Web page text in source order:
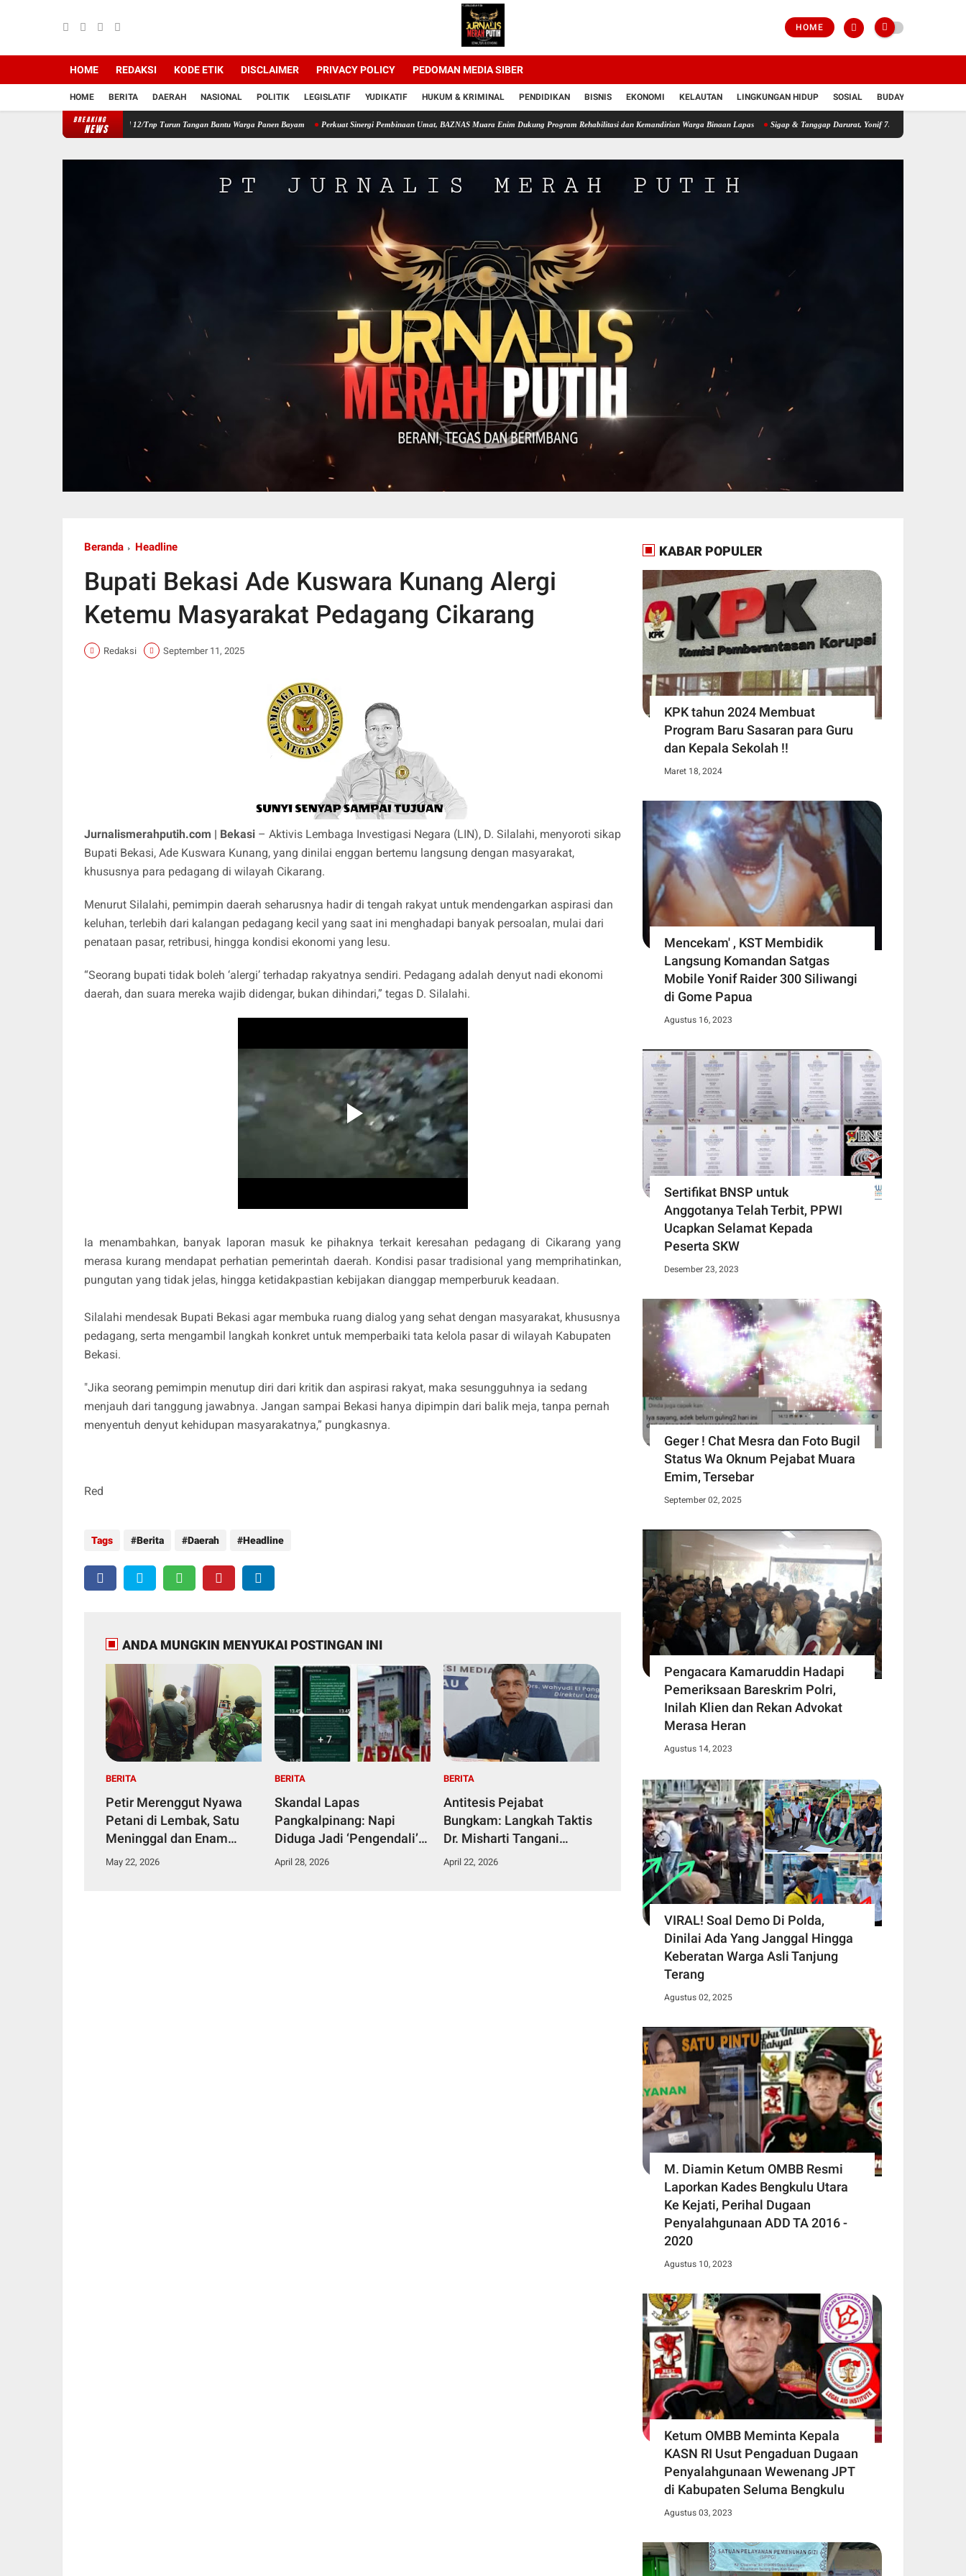
HOME
HOME REDAKSI KODE ETIK DISCLAIMER PRIVACY POLICY PEDOMAN MEDIA SIBER
HOME BERITA DAERAH NASIONAL POLITIK LEGISLATIF YUDIKATIF HUKUM & KRIMINAL PENDIDIKAN BISNIS EKONOMI KELAUTAN LINGKUNGAN HIDUP SOSIAL BUDAYA
BREAKING
NEWS
Babinsa Koramil 12/Tnp Turun Tangan Bantu Warga Panen Bayam Perkuat Sinergi Pembinaan Umat, BAZNAS Muara Enim Dukung Program Rehabilitasi dan Kemandirian Warga Binaan Lapas Sigap & Tanggap Darurat, Yonif 751/VJS Bantu Penanganan Warga
Beranda Headline
Bupati Bekasi Ade Kuswara Kunang Alergi
Ketemu Masyarakat Pedagang Cikarang
Redaksi September 11, 2025
Jurnalismerahputih.com | Bekasi – Aktivis Lembaga Investigasi Negara (LIN), D. Silalahi, menyoroti sikap
Bupati Bekasi, Ade Kuswara Kunang, yang dinilai enggan bertemu langsung dengan masyarakat,
khususnya para pedagang di wilayah Cikarang.
Menurut Silalahi, pemimpin daerah seharusnya hadir di tengah rakyat untuk mendengarkan aspirasi dan
keluhan, terlebih dari kalangan pedagang kecil yang saat ini menghadapi banyak persoalan, mulai dari
penataan pasar, retribusi, hingga kondisi ekonomi yang lesu.
“Seorang bupati tidak boleh ‘alergi’ terhadap rakyatnya sendiri. Pedagang adalah denyut nadi ekonomi
daerah, dan suara mereka wajib didengar, bukan dihindari,” tegas D. Silalahi.
Ia menambahkan, banyak laporan masuk ke pihaknya terkait keresahan pedagang di Cikarang yang
merasa kurang mendapat perhatian pemerintah daerah. Kondisi pasar tradisional yang memprihatinkan,
pungutan yang tidak jelas, hingga ketidakpastian kebijakan dianggap memperburuk keadaan.
Silalahi mendesak Bupati Bekasi agar membuka ruang dialog yang sehat dengan masyarakat, khususnya
pedagang, serta mengambil langkah konkret untuk memperbaiki tata kelola pasar di wilayah Kabupaten
Bekasi.
"Jika seorang pemimpin menutup diri dari kritik dan aspirasi rakyat, maka sesungguhnya ia sedang
menjauh dari tanggung jawabnya. Jangan sampai Bekasi hanya dipimpin dari balik meja, tanpa pernah
menyentuh denyut kehidupan masyarakatnya,” pungkasnya.
Red
Tags Berita Daerah Headline
ANDA MUNGKIN MENYUKAI POSTINGAN INI
BERITA
Petir Merenggut Nyawa
Petani di Lembak, Satu
Meninggal dan Enam
Dirawat Intensif
May 22, 2026
BERITA
Skandal Lapas
Pangkalpinang: Napi
Diduga Jadi ‘Pengendali’
Narkotika dari Kamar
April 28, 2026
BERITA
Antitesis Pejabat
Bungkam: Langkah Taktis
Dr. Misharti Tangani
Skandal Belatung Tuai
April 22, 2026
KABAR POPULER
KPK tahun 2024 Membuat
Program Baru Sasaran para Guru
dan Kepala Sekolah !!
Maret 18, 2024
Mencekam' , KST Membidik
Langsung Komandan Satgas
Mobile Yonif Raider 300 Siliwangi
di Gome Papua
Agustus 16, 2023
Sertifikat BNSP untuk
Anggotanya Telah Terbit, PPWI
Ucapkan Selamat Kepada
Peserta SKW
Desember 23, 2023
Geger ! Chat Mesra dan Foto Bugil
Status Wa Oknum Pejabat Muara
Emim, Tersebar
September 02, 2025
Pengacara Kamaruddin Hadapi
Pemeriksaan Bareskrim Polri,
Inilah Klien dan Rekan Advokat
Merasa Heran
Agustus 14, 2023
VIRAL! Soal Demo Di Polda,
Dinilai Ada Yang Janggal Hingga
Keberatan Warga Asli Tanjung
Terang
Agustus 02, 2025
M. Diamin Ketum OMBB Resmi
Laporkan Kades Bengkulu Utara
Ke Kejati, Perihal Dugaan
Penyalahgunaan ADD TA 2016 -
2020
Agustus 10, 2023
Ketum OMBB Meminta Kepala
KASN RI Usut Pengaduan Dugaan
Penyalahgunaan Wewenang JPT
di Kabupaten Seluma Bengkulu
Agustus 03, 2023